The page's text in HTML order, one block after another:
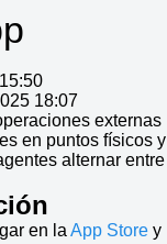
18:07
externas
en puntos físicos y
alternar entre
en la App Store y